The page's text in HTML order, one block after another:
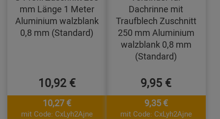
mm Länge 1 Meter
Aluminium walzblank
0,8 mm (Standard)
10,92 €
10,27 €
mit Code: CxLyh2Ajne
Dachrinne mit
Traufblech Zuschnitt
250 mm Aluminium
walzblank 0,8 mm
(Standard)
9,95 €
9,35 €
mit Code: CxLyh2Ajne